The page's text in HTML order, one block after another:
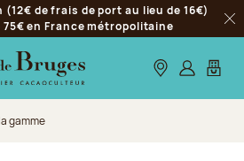
de frais de port au lieu de 16€)
en France métropolitaine
Nos boutiques
S’identifier
Mon
gamme